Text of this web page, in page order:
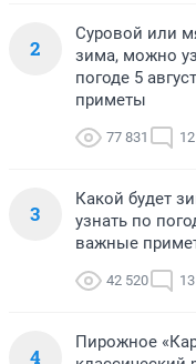
2
Суровой или
зима, можно
погоде 5
приметы
77 831 12
3
Какой будет
узнать по
важные
42 520 13
4
Пирожное